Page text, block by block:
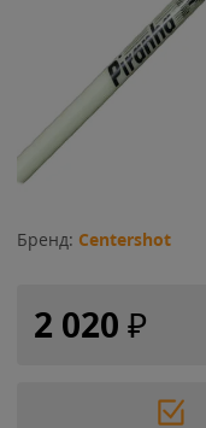
Бренд: Centershot
2 020 ₽